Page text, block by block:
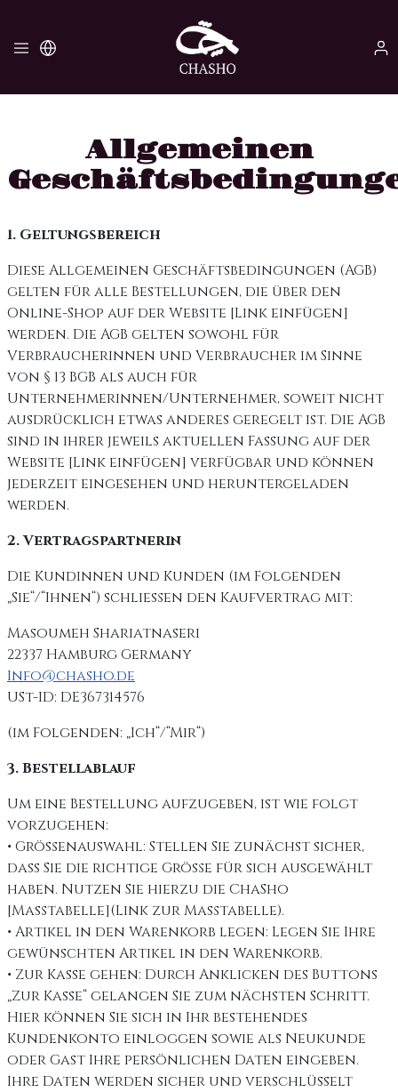
Allgemeinen
1. Geltungsbereich
Diese Allgemeinen Geschäftsbedingungen (AGB)
gelten für alle Bestellungen, die über den
Online-Shop auf der Website [Link einfügen]
werden. Die AGB gelten sowohl für
Verbraucherinnen und Verbraucher im Sinne
von § 13 BGB als auch für
Unternehmerinnen/Unternehmer, soweit nicht
ausdrücklich etwas anderes geregelt ist. Die AGB
sind in ihrer jeweils aktuellen Fassung auf der
Website [Link einfügen] verfügbar und können
jederzeit eingesehen und heruntergeladen
werden.
2. Vertragspartnerin
Die Kundinnen und Kunden (im Folgenden
„Sie“/“Ihnen“) schließen den Kaufvertrag mit:
Masoumeh Shariatnaseri
22337 Hamburg Germany
Info@chasho.de
USt-ID: DE367314576
(im Folgenden: „Ich“/“Mir“)
3. Bestellablauf
Um eine Bestellung aufzugeben, ist wie folgt
vorzugehen:
• Größenauswahl: Stellen Sie zunächst sicher,
dass Sie die richtige Größe für sich ausgewählt
haben. Nutzen Sie hierzu die ChaSho
[Maßtabelle](Link zur Maßtabelle).
• Artikel in den Warenkorb legen: Legen Sie Ihre
gewünschten Artikel in den Warenkorb.
• Zur Kasse gehen: Durch Anklicken des Buttons
„Zur Kasse“ gelangen Sie zum nächsten Schritt.
Hier können Sie sich in Ihr bestehendes
Kundenkonto einloggen sowie als Neukunde
oder Gast Ihre persönlichen Daten eingeben.
Ihre Daten werden sicher und verschlüsselt